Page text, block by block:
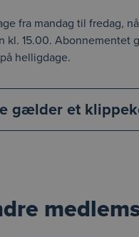
fra mandag til fredag,
kl. 15.00. Abonnementet
helligdage.
gælder et